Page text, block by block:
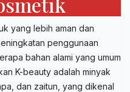
yang lebih aman dan
penggunaan
bahan alami yang umum
K-beauty adalah minyak
dan zaitun, yang dikenal